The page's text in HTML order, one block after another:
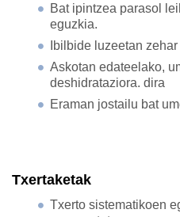
Bat ipintzea parasol
eguzkia.
Ibilbide luzeetan
Askotan edateelako,
deshidrataziora. dira
Eraman jostailu bat
Txertaketak
Txerto sistematikoen